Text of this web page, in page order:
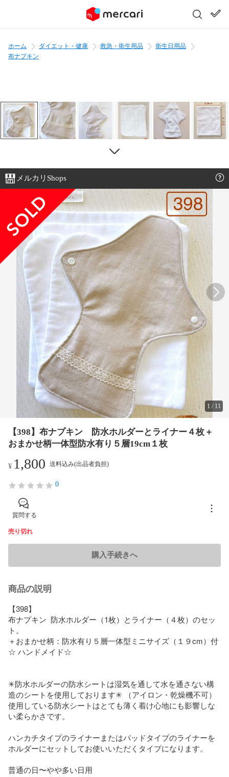
ホーム ダイエット・健康 救急・衛生用品
衛生日用品
布ナプキン
メルカリShops
1 / 11
【398】布ナプキン 防水ホルダーとライナー４枚＋
おまかせ柄一体型防水有り５層19cm１枚
¥ 1,800 送料込み(出品者負担)
0
質問する
売り切れ
購入手続きへ
商品の説明
【398】
布ナプキン  防水ホルダー（1枚）とライナー（４枚）のセッ
ト。
＋おまかせ柄：防水有り５層一体型ミニサイズ（１９cm）付
☆ ハンドメイド☆
✳︎防水ホルダーの防水シートは湿気を通して水を通さない構
造のシートを使用しております✳︎ （アイロン・乾燥機不可）
使用している防水シートはとても薄く着け心地にも影響しな
い柔らかさです。
ハンカチタイプのライナーまたはパッドタイプのライナーを
ホルダーにセットしてお使いいただくタイプになります。
普通の日〜やや多い日用